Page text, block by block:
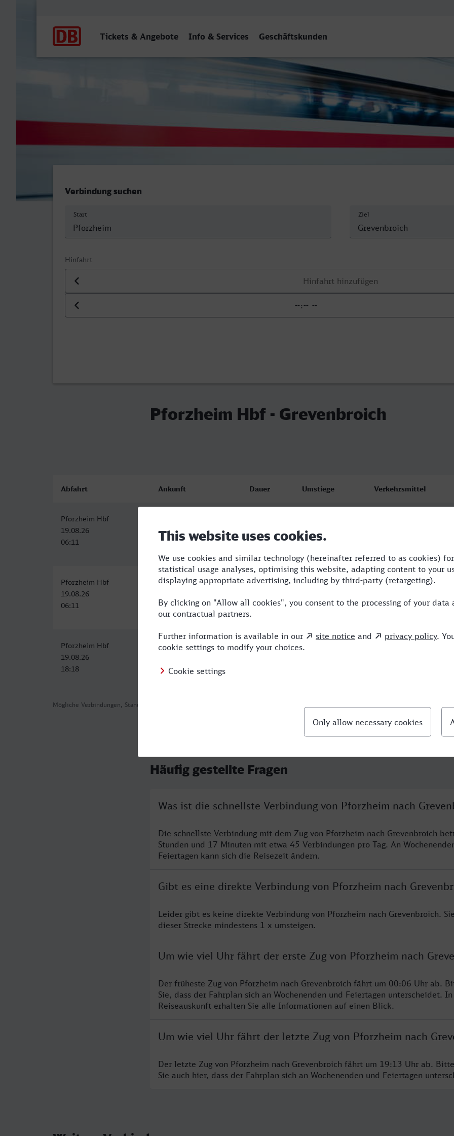
Tickets & Angebote Info & Services Geschäftskunden
Pforzheim Hbf - Grevenbroich
Verbindung suchen
Start Ziel
Hinfahrt
Datum der Hinfahrt
Uhrzeit der Hinfahrt
Pforzheim Hbf - Grevenbroich
Mögliche Verbindungen, Stand: 2026-08-05 07:46
Abfahrt Ankunft Dauer Umstiege Verkehrsmittel
Pforzheim Hbf
19.08.26
06:11
19.08.26
09:28
Pforzheim Hbf
19.08.26
06:11
Grevenbroich
09:28
3:17 2 RE,ICE
Pforzheim Hbf
19.08.26
18:18
Grevenbroich
21:54
3:36
Häufig gestellte Fragen
Was ist die schnellste Verbindung von Pforzheim nach
Die schnellste Verbindung mit dem Zug von Pforzheim nach Grevenbroich
Stunden und 17 Minuten mit etwa 45 Verbindungen pro Tag. An
Feiertagen kann sich die Reisezeit ändern.
Gibt es eine direkte Verbindung von Pforzheim nach
Leider gibt es keine direkte Verbindung von Pforzheim nach Grevenbroich.
dieser Strecke mindestens 1 x umsteigen.
Um wie viel Uhr fährt der erste Zug von Pforzheim nach
Der früheste Zug von Pforzheim nach Grevenbroich fährt um 00:06 Uhr ab.
Sie, dass der Fahrplan sich an Wochenenden und Feiertagen unterscheidet.
Reiseauskunft erhalten Sie alle Informationen auf einen Blick.
Um wie viel Uhr fährt der letzte Zug von Pforzheim nach
Der letzte Zug von Pforzheim nach Grevenbroich fährt um 19:13 Uhr ab.
Sie auch hier, dass der Fahrplan sich an Wochenenden und Feiertagen